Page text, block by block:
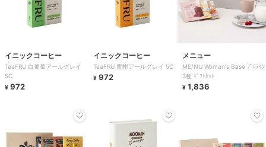
イニックコーヒー
TeaFRU 白葡萄アールグレイ
5C
¥ 972
イニックコーヒー
TeaFRU 蜜柑アールグレイ 5C
¥ 972
メニュー
ME/NU Woman's Base ﾌﾟﾛﾃｲﾝ
3種 ｷﾞﾌﾄｾｯﾄ
¥ 1,836